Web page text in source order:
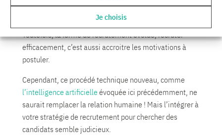
Je choisis
La manière de recruter ne change pas radicalement.
Toutefois, la forme de recrutement évolue, recruter
efficacement, c’est aussi accroitre les motivations à
postuler.
Cependant, ce procédé technique nouveau, comme
l’intelligence artificielle évoquée ici précédemment, ne
saurait remplacer la relation humaine ! Mais l’intégrer à
votre stratégie de recrutement pour chercher des
candidats semble judicieux.